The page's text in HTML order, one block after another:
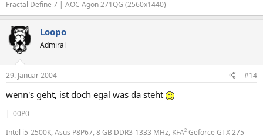
Fractal Define 7 | AOC Agon 271QG (2560x1440)
Loopo
Admiral
29. Januar 2004 #14
wenn's geht, ist doch egal was da steht
|_00P0
Intel i5-2500K, Asus P8P67, 8 GB DDR3-1333 MHz, KFA² Geforce GTX 275